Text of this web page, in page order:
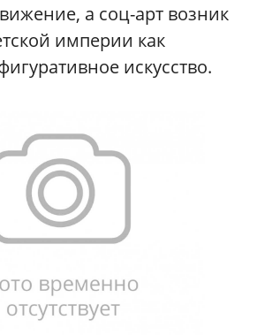
а соц-арт возник
империи как
искусство.